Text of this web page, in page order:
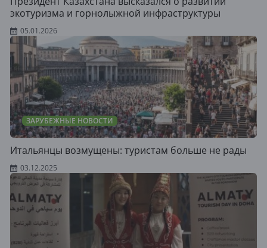
экотуризма и горнолыжной инфраструктуры
05.01.2026
ЗАРУБЕЖНЫЕ НОВОСТИ
Итальянцы возмущены: туристам больше не рады
03.12.2025